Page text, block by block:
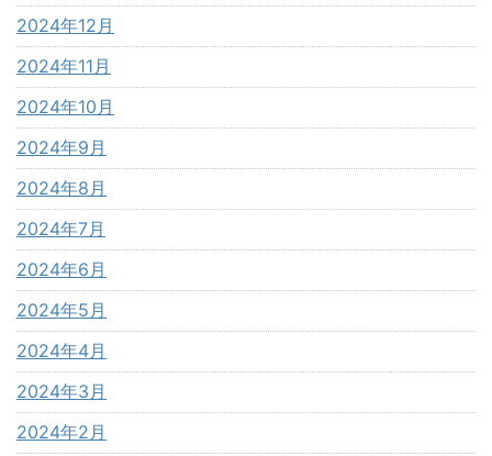
2024年12月
2024年11月
2024年10月
2024年9月
2024年8月
2024年7月
2024年6月
2024年5月
2024年4月
2024年3月
2024年2月